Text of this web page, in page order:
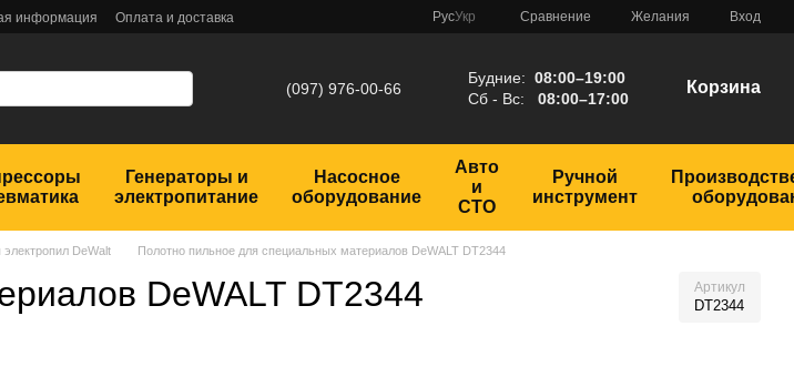
информация
Оплата и доставка
РусУкр Сравнение Желания Вход
(097) 976-00-66
Будние: 08:00–19:00
Сб - Вс: 08:00–17:00
Корзина
Генераторы и
электропитание
Насосное
оборудование
Авто
и
СТО
Ручной
инструмент
электропил DeWalt Полотно пильное для специальных материалов DeWALT DT2344
DeWALT DT2344 Артикул
DT2344